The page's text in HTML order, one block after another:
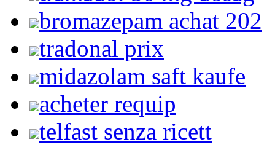
bromazepam achat 202
tradonal prix
midazolam saft kaufe
acheter requip
telfast senza ricett